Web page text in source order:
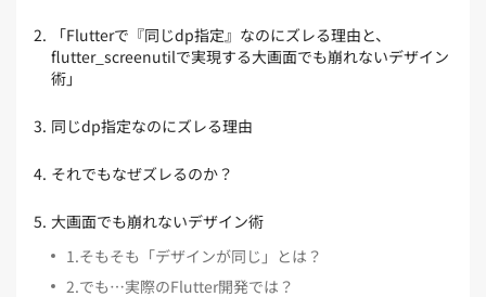
2.
「Flutterで『同じdp指定』なのにズレる理由と、
flutter_screenutilで実現する大画面でも崩れないデザイン
術」
3. 同じdp指定なのにズレる理由
4. それでもなぜズレるのか？
5. 大画面でも崩れないデザイン術
1.そもそも「デザインが同じ」とは？
2.でも…実際のFlutter開発では？